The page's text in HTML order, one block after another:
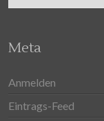
Meta
Anmelden
Eintrags-Feed